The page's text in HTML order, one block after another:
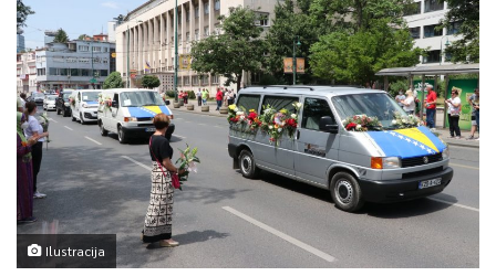
Ilustracija